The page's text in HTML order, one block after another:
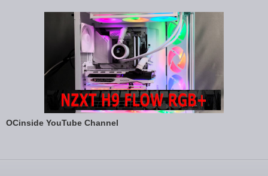
OCinside YouTube Channel